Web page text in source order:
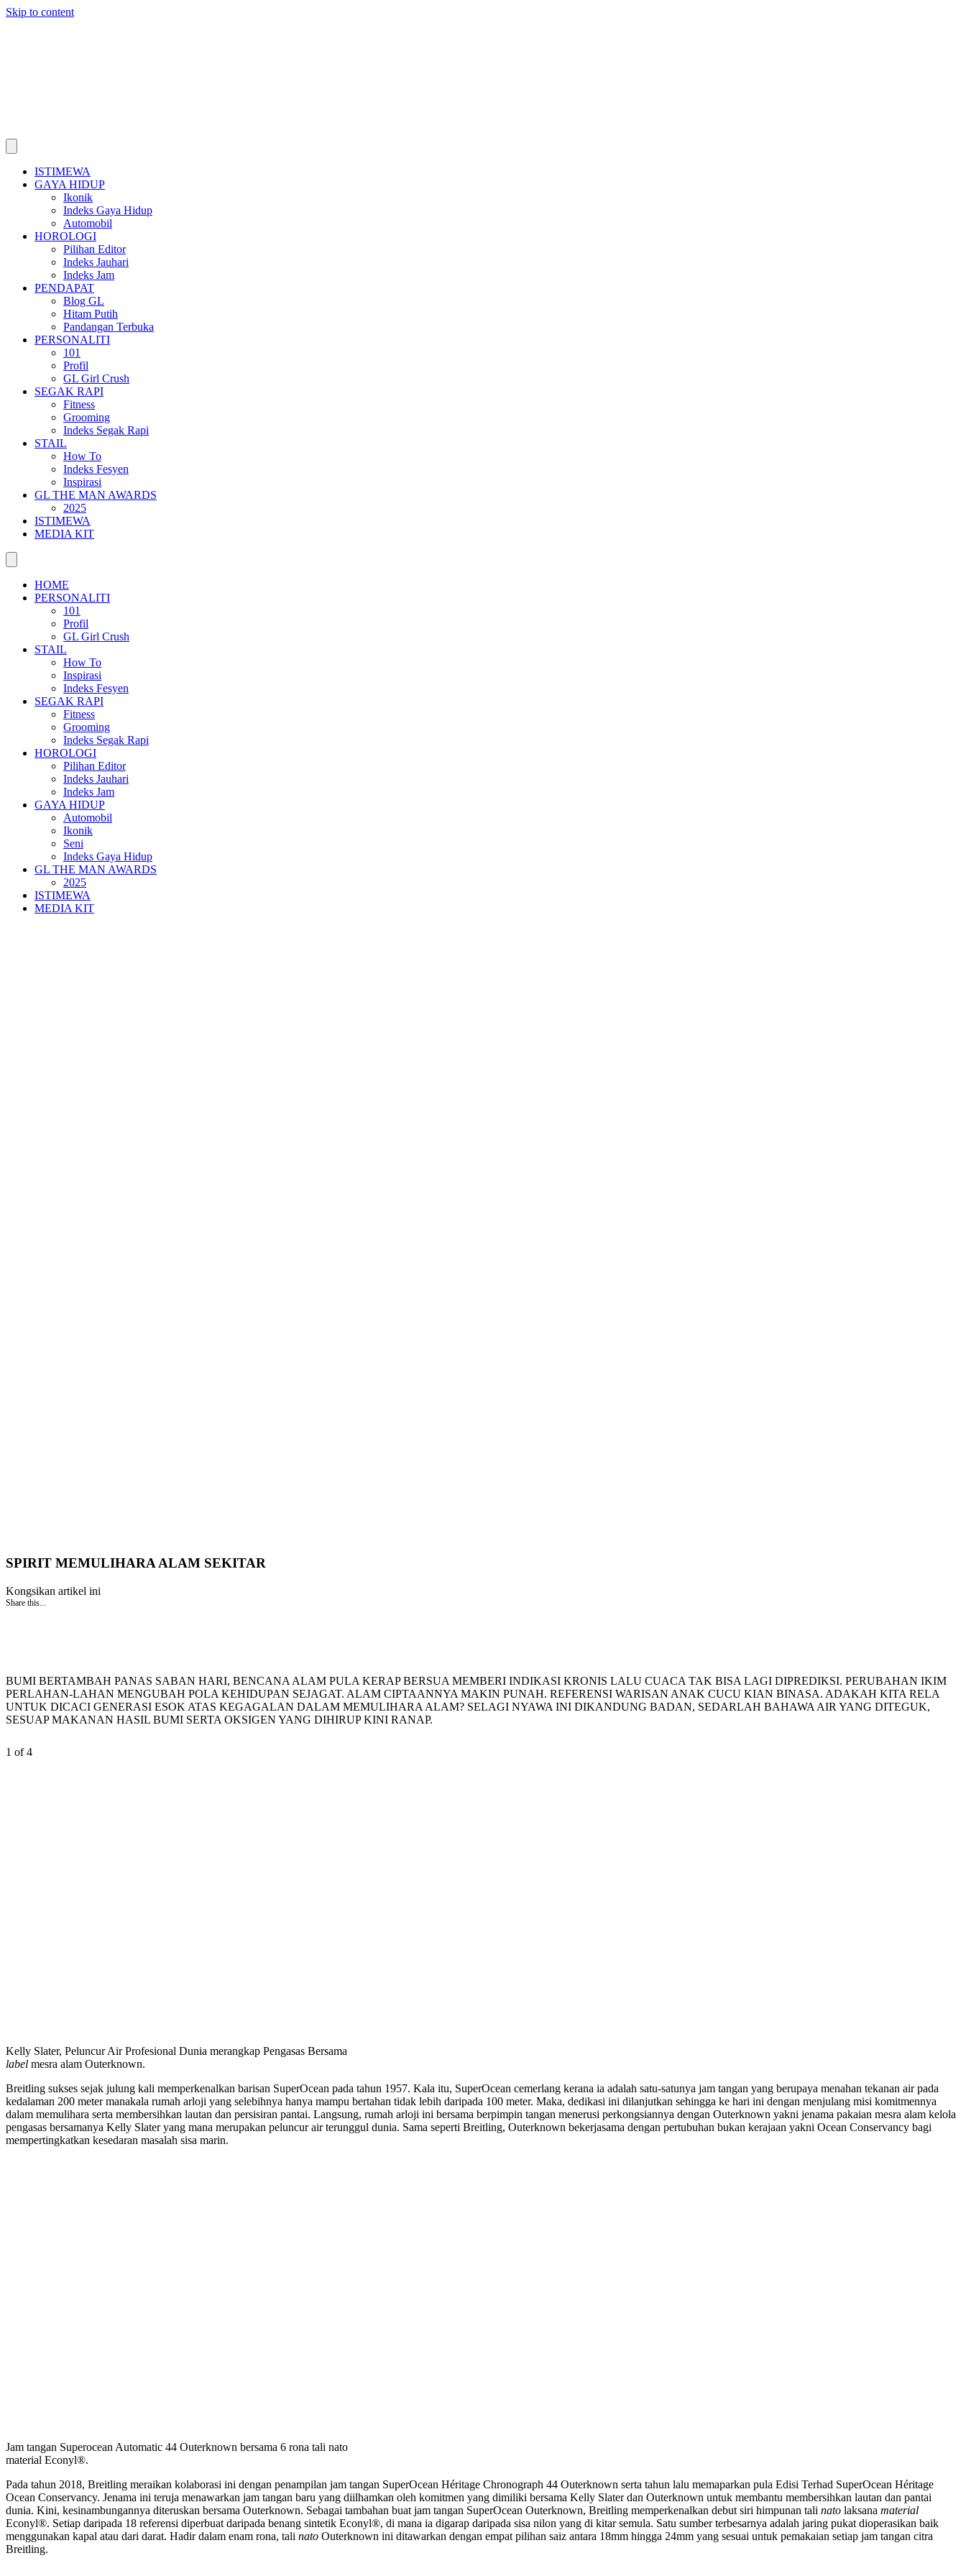
Skip to content
ISTIMEWA
GAYA HIDUP
Ikonik
Indeks Gaya Hidup
Automobil
HOROLOGI
Pilihan Editor
Indeks Jauhari
Indeks Jam
PENDAPAT
Blog GL
Hitam Putih
Pandangan Terbuka
PERSONALITI
101
Profil
GL Girl Crush
SEGAK RAPI
Fitness
Grooming
Indeks Segak Rapi
STAIL
How To
Indeks Fesyen
Inspirasi
GL THE MAN AWARDS
2025
ISTIMEWA
MEDIA KIT
HOME
PERSONALITI
101
Profil
GL Girl Crush
STAIL
How To
Inspirasi
Indeks Fesyen
SEGAK RAPI
Fitness
Grooming
Indeks Segak Rapi
HOROLOGI
Pilihan Editor
Indeks Jauhari
Indeks Jam
GAYA HIDUP
Automobil
Ikonik
Seni
Indeks Gaya Hidup
GL THE MAN AWARDS
2025
ISTIMEWA
MEDIA KIT
SPIRIT MEMULIHARA ALAM SEKITAR
Kongsikan artikel ini
Share this...
BUMI BERTAMBAH PANAS SABAN HARI, BENCANA ALAM PULA KERAP BERSUA MEMBERI INDIKASI KRONIS LALU CUACA TAK BISA LAGI DIPREDIKSI. PERUBAHAN IKIM
PERLAHAN-LAHAN MENGUBAH POLA KEHIDUPAN SEJAGAT. ALAM CIPTAANNYA MAKIN PUNAH. REFERENSI WARISAN ANAK CUCU KIAN BINASA. ADAKAH KITA RELA
UNTUK DICACI GENERASI ESOK ATAS KEGAGALAN DALAM MEMULIHARA ALAM? SELAGI NYAWA INI DIKANDUNG BADAN, SEDARLAH BAHAWA AIR YANG DITEGUK,
SESUAP MAKANAN HASIL BUMI SERTA OKSIGEN YANG DIHIRUP KINI RANAP.
1 of 4
Kelly Slater, Peluncur Air Profesional Dunia merangkap Pengasas Bersama
label mesra alam Outerknown.
Breitling sukses sejak julung kali memperkenalkan barisan SuperOcean pada tahun 1957. Kala itu, SuperOcean cemerlang kerana ia adalah satu-satunya jam tangan yang berupaya menahan tekanan air pada
kedalaman 200 meter manakala rumah arloji yang selebihnya hanya mampu bertahan tidak lebih daripada 100 meter. Maka, dedikasi ini dilanjutkan sehingga ke hari ini dengan menjulang misi komitmennya
dalam memulihara serta membersihkan lautan dan persisiran pantai. Langsung, rumah arloji ini bersama berpimpin tangan menerusi perkongsiannya dengan Outerknown yakni jenama pakaian mesra alam kelola
pengasas bersamanya Kelly Slater yang mana merupakan peluncur air terunggul dunia. Sama seperti Breitling, Outerknown bekerjasama dengan pertubuhan bukan kerajaan yakni Ocean Conservancy bagi
mempertingkatkan kesedaran masalah sisa marin.
Jam tangan Superocean Automatic 44 Outerknown bersama 6 rona tali nato
material Econyl®.
Pada tahun 2018, Breitling meraikan kolaborasi ini dengan penampilan jam tangan SuperOcean Héritage Chronograph 44 Outerknown serta tahun lalu memaparkan pula Edisi Terhad SuperOcean Héritage
Ocean Conservancy. Jenama ini teruja menawarkan jam tangan baru yang diilhamkan oleh komitmen yang dimiliki bersama Kelly Slater dan Outerknown untuk membantu membersihkan lautan dan pantai
dunia. Kini, kesinambungannya diteruskan bersama Outerknown. Sebagai tambahan buat jam tangan SuperOcean Outerknown, Breitling memperkenalkan debut siri himpunan tali nato laksana material
Econyl®. Setiap daripada 18 referensi diperbuat daripada benang sintetik Econyl®, di mana ia digarap daripada sisa nilon yang di kitar semula. Satu sumber terbesarnya adalah jaring pukat dioperasikan baik
menggunakan kapal atau dari darat. Hadir dalam enam rona, tali nato Outerknown ini ditawarkan dengan empat pilihan saiz antara 18mm hingga 24mm yang sesuai untuk pemakaian setiap jam tangan citra
Breitling.